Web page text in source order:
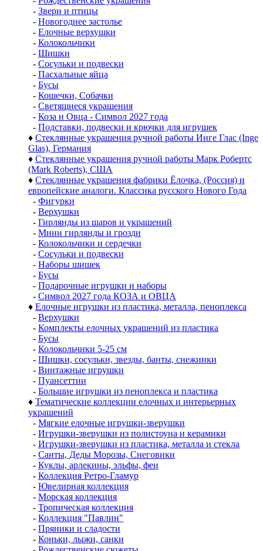
- Звери и птицы
- Новогоднее застолье
- Елочные верхушки
- Колокольчики
- Шишки
- Сосульки и подвески
- Пасхальные яйца
- Бусы
- Кошечки, Собачки
- Светящиеся украшения
- Коза и Овца - Символ 2027 года
- Подставки, подвески и крючки для игрушек
♦ Стеклянные украшения ручной работы Инге Глас (Inge
Glas), Германия
♦ Стеклянные украшения ручной работы Марк Робертс
(Mark Roberts), США
♦ Стеклянные украшения фабрики Ёлочка, (Россия) и
европейские аналоги. Классика русского Нового Года
- Фигурки
- Верхушки
- Гирлянды из шаров и украшений
- Мини гирлянды и грозди
- Колокольчики и сердечки
- Сосульки и подвески
- Наборы шишек
- Бусы
- Подарочные игрушки и наборы
- Символ 2027 года КОЗА и ОВЦА
♦ Елочные игрушки из пластика, металла, пеноплекса
- Верхушки
- Комплекты елочных украшений из пластика
- Бусы
- Колокольчики 5-25 см
- Шишки, сосульки, звезды, банты, снежинки
- Винтажные игрушки
- Пуансеттии
- Большие игрушки из пеноплекса и пластика
♦ Тематические коллекции елочных и интерьерных
украшений
- Мягкие елочные игрушки-зверушки
- Игрушки-зверушки из полистоуна и керамики
- Игрушки-зверушки из пластика, металла и стекла
- Санты, Деды Морозы, Снеговики
- Куклы, арлекины, эльфы, феи
- Коллекция Ретро-Гламур
- Ювелирная коллекция
- Морская коллекция
- Тропическая коллекция
- Коллекция "Павлин"
- Пряники и сладости
- Коньки, лыжи, санки